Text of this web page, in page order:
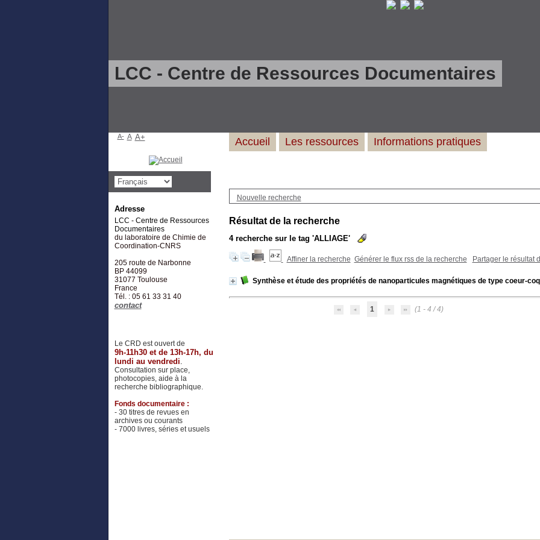
LCC - Centre de Ressources Documentaires
Nouvelle recherche
Résultat de la recherche
4recherche sur le tag 'ALLIAGE'
Affiner la recherche Générer le flux rss de la recherche Partager le résultat
Synthèse et étude des propriétés de nanoparticules magnétiques de type coeur-
1 (1 - 4 / 4)
Accueil Les ressources Informations pratiques
A- A A+
Adresse
LCC - Centre de Ressources
Documentaires
du laboratoire de Chimie de
Coordination-CNRS
205 route de Narbonne
BP 44099
31077 Toulouse
France
Tél. : 05 61 33 31 40
contact
Le CRD est ouvert de
9h-11h30 et de 13h-17h, du
lundi au vendredi.
Consultation sur place,
photocopies, aide à la
recherche bibliographique.
Fonds documentaire :
- 30 titres de revues en
archives ou courants
- 7000 livres, séries et usuels